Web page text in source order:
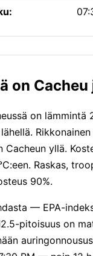
on
on lämmintä
Cacheun yllä.
Raskas,
90%.
— EPA-
pitoisuus on